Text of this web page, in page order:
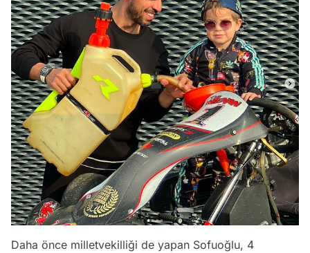
Daha önce milletvekilliği de yapan Sofuoğlu, 4